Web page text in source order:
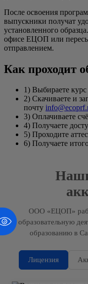
После освоения
выпускники получат
установленного
офисе ЕЦОП или
отправлением.
Как проходит
1) Выбираете
2) Скачиваете и
почту
3) Оплачиваете
4) Получаете
5) Проходите
6) Получаете
ООО «ЕЦОП»
образовательную
образованию в
Лицензия